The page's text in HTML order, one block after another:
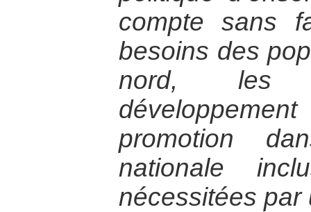
compte sans
besoins des
nord, les
promotion
nationale
nécessitées par